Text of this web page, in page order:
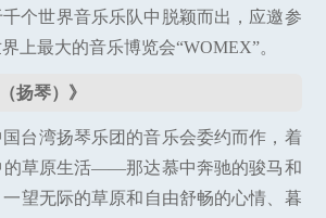
千个世界音乐乐队中脱颖而出，应邀参
上最大的音乐博览会“WOMEX”。
扬琴）》
台湾扬琴乐团的音乐会委约而作，着
的草原生活——那达慕中奔驰的骏马和
望无际的草原和自由舒畅的心情、暮